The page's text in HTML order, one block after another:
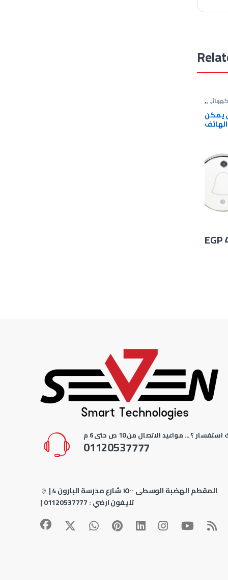
,
انتركم
يمكن
EGP
؟ ... مواعيد الاتصال من 10 ص حتى 6 م
01120537777
|
4 المقطم الهضبة الوسطى ١٥٠٠ شارع مدرسة البارون
| تليفون ارضي :01120537777